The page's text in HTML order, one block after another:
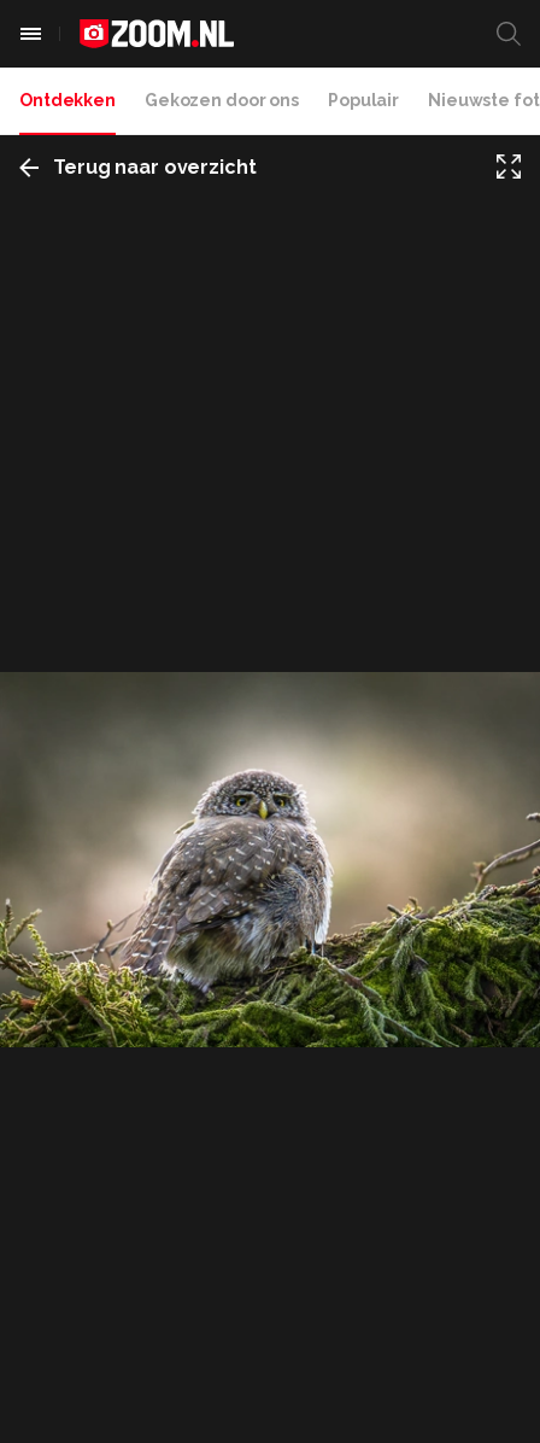
Ontdekken Gekozen door ons Populair Nieuwste
Terug naar overzicht